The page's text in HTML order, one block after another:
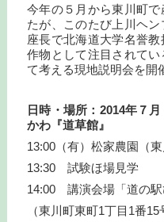
今年の５月から東川町
たが、このたび上川ヘ
座長で北海道大学名誉
作物として注目されて
て考える現地説明会を開
日時・場所： 2014年７月
かわ 『道草館』
13:00（有）松家農園（
13:30 試験ほ場見学
14:00 講演会場「道の駅
（東川町東町1丁目1番